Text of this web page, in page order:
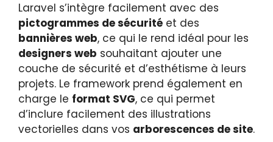
Laravel s’intègre facilement avec des
pictogrammes de sécurité et des
bannières web, ce qui le rend idéal pour les
designers web souhaitant ajouter une
couche de sécurité et d’esthétisme à leurs
projets. Le framework prend également en
charge le format SVG, ce qui permet
d’inclure facilement des illustrations
vectorielles dans vos arborescences de site.